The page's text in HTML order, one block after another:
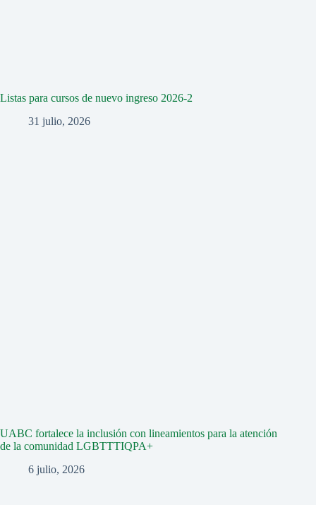
Listas para cursos de nuevo ingreso 2026-2
31 julio, 2026
UABC fortalece la inclusión con lineamientos para la atención
de la comunidad LGBTTTIQPA+
6 julio, 2026